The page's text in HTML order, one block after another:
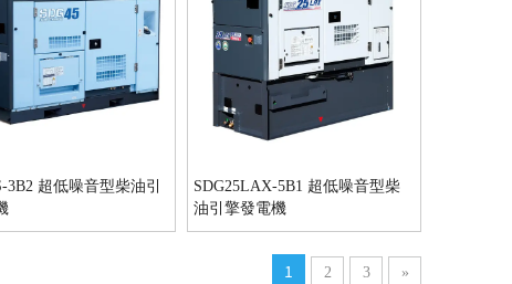
3B2 超低噪音型柴油引
SDG25LAX-5B1 超低噪音型柴
油引擎發電機
1 2 3 »